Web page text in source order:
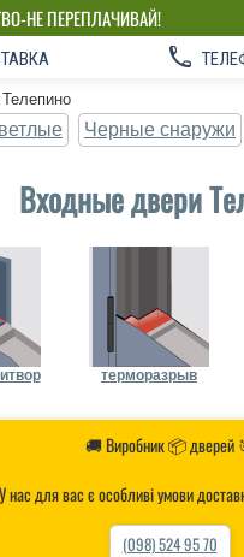
НЕ ПЕРЕПЛАЧИВАЙ!
Черные снаружи
Входные двери
терморазрыв
🚚 Виробник 📦 дверей
У нас для вас є особливі умови
(098) 524 95 70